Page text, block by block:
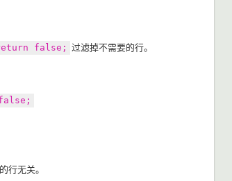
false; 过滤掉不需要的行。
行无关。